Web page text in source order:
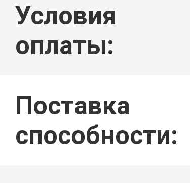
Условия
оплаты:
Поставка
способности: